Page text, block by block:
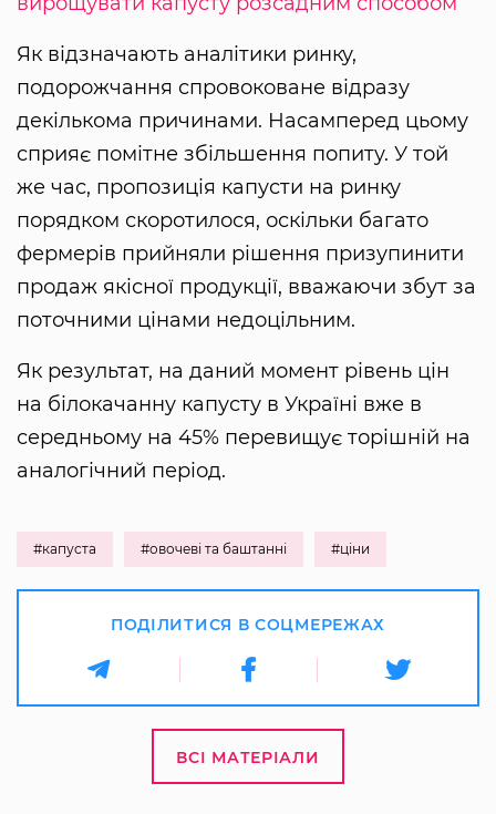
Як відзначають аналітики ринку,
подорожчання спровоковане відразу
декількома причинами. Насамперед цьому
сприяє помітне збільшення попиту. У той
же час, пропозиція капусти на ринку
порядком скоротилося, оскільки багато
фермерів прийняли рішення призупинити
продаж якісної продукції, вважаючи збут за
поточними цінами недоцільним.
Як результат, на даний момент рівень цін
на білокачанну капусту в Україні вже в
середньому на 45% перевищує торішній на
аналогічний період.
#капуста #овочеві та баштанні #ціни
ПОДІЛИТИСЯ В СОЦМЕРЕЖАХ
ВСІ МАТЕРІАЛИ